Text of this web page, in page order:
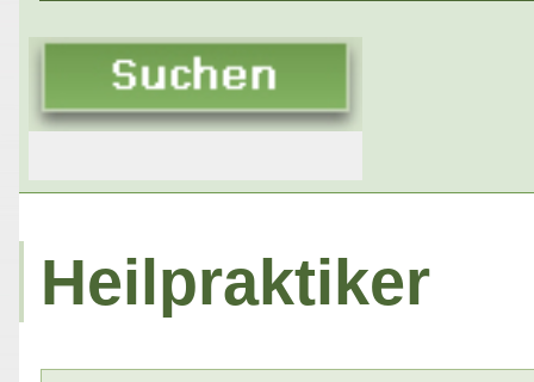
Heilpraktiker